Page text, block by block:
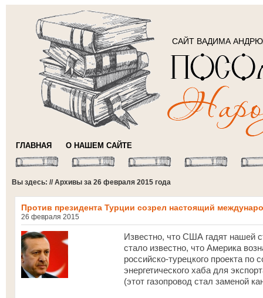
САЙТ ВАДИМА
ГЛАВНАЯ О НАШЕМ САЙТЕ
Вы здесь: // Архивы за 26 февраля 2015 года
Против президента Турции созрел настоящий
26 февраля 2015
Известно, что США гадят нашей
стало известно, что Америка
российско-турецкого проекта по
энергетического хаба для
(этот газопровод стал заменой